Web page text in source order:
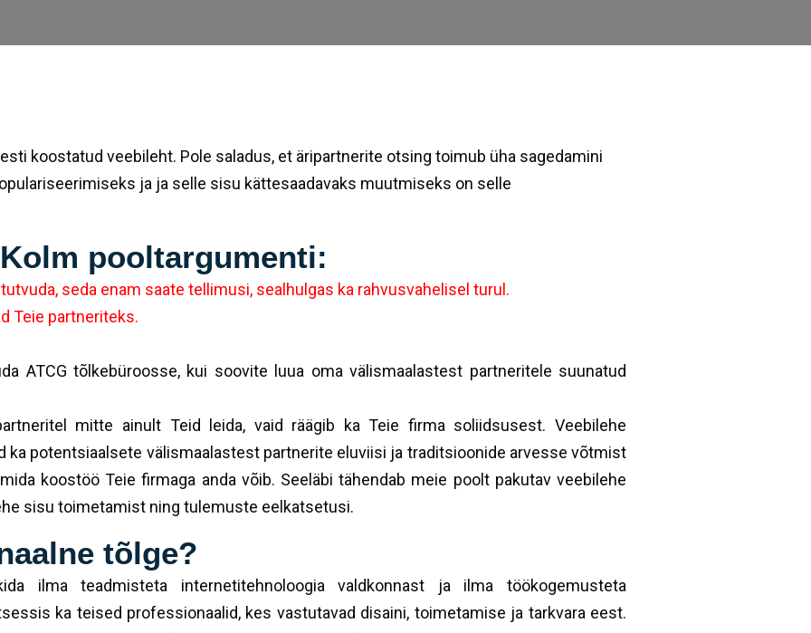
koostatud veebileht. Pole saladus, et äripartnerite otsing toimub üha sagedamini
ja ja selle sisu kättesaadavaks muutmiseks on selle
pooltargumenti:
seda enam saate tellimusi, sealhulgas ka rahvusvahelisel turul.
Teie partneriteks.
ATCG tõlkebüroosse, kui soovite luua oma välismaalastest partneritele suunatud
mitte ainult Teid leida, vaid räägib ka Teie firma soliidsusest. Veebilehe
potentsiaalsete välismaalastest partnerite eluviisi ja traditsioonide arvesse võtmist
koostöö Teie firmaga anda võib. Seeläbi tähendab meie poolt pakutav veebilehe
sisu toimetamist ning tulemuste eelkatsetusi.
tõlge?
ilma teadmisteta internetitehnoloogia valdkonnast ja ilma töökogemusteta
ka teised professionaalid, kes vastutavad disaini, toimetamise ja tarkvara eest.